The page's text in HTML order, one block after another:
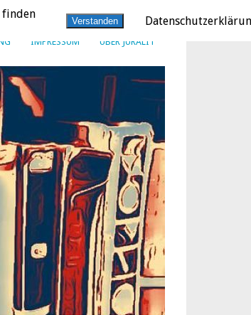
IMPRESSUM ÜBER JURALIT
finden
Verstanden